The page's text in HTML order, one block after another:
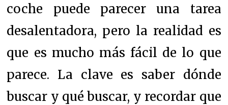
coche puede parecer una tarea
desalentadora, pero la realidad es
que es mucho más fácil de lo que
parece. La clave es saber dónde
buscar y qué buscar, y recordar que